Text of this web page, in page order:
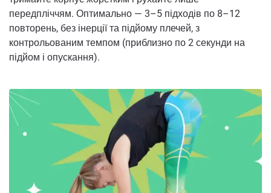
передпліччям. Оптимально — 3–5 підходів по 8–12
повторень, без інерції та підйому плечей, з
контрольованим темпом (приблизно по 2 секунди на
підйом і опускання).